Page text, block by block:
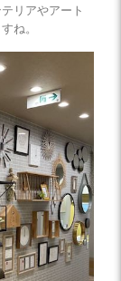
リアやアート
ね。